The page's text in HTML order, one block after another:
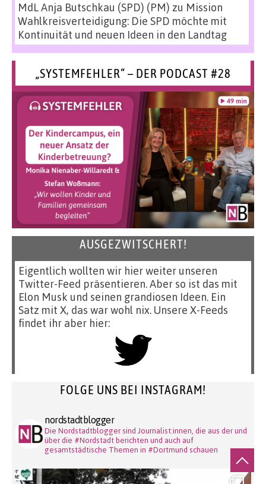
MdL Anja Butschkau (SPD) (PM) zu Mission
Wahlkreisverteidigung: Die SPD möchte mit
Kontinuität und neuen Ideen in den Landtag
„SYSTEMFEHLER“ – DER PODCAST #28
AUSGEZWITSCHERT!
Eigentlich wollten wir hier weiter unseren
Twitter-Feed präsentieren. Aber so ist das mit
Elon Musk und seinen grandiosen Ideen. Ein
Satz mit X, das war wohl nix. Unsere X-Feeds
findet ihr aber hier:
FOLGE UNS BEI INSTAGRAM!
nordstadtblogger
Die Nordstadtblogger sind Journalist:innen, die aus der und
über die #Nordstadt berichten und auch auf
gesamtstädtische Themen in #Dortmund schauen